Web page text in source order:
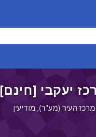
יעקבי [חינם]